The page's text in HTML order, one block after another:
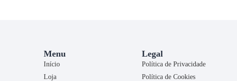
Menu
Início
Loja
Legal
Política de Privacidade
Política de Cookies